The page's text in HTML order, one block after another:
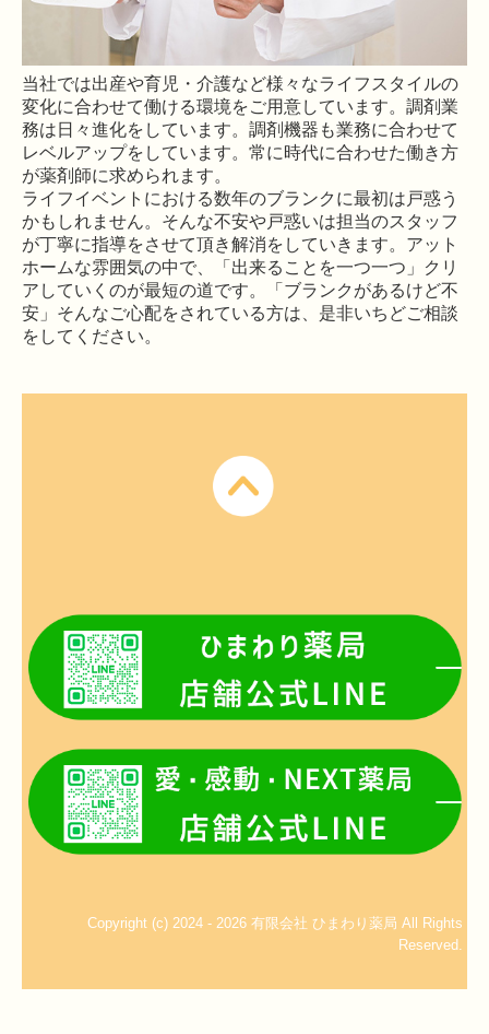
当社では出産や育児・介護など様々なライフスタイルの
変化に合わせて働ける環境をご用意しています。調剤業
務は日々進化をしています。調剤機器も業務に合わせて
レベルアップをしています。常に時代に合わせた働き方
が薬剤師に求められます。
ライフイベントにおける数年のブランクに最初は戸惑う
かもしれません。そんな不安や戸惑いは担当のスタッフ
が丁寧に指導をさせて頂き解消をしていきます。アット
ホームな雰囲気の中で、「出来ることを一つ一つ」クリ
アしていくのが最短の道です。「ブランクがあるけど不
安」そんなご心配をされている方は、是非いちどご相談
をしてください。
Copyright (c) 2024 - 2026 有限会社 ひまわり薬局 All Rights
Reserved.